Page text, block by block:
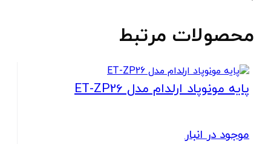
محصولات مرتبط
پایه مونو‌پاد ارلدام مدل ET-ZP26
موجود در انبار